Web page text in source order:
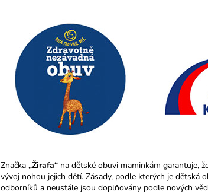
Značka „Žirafa“ na dětské obuvi maminkám garantuje,
vývoj nohou jejich dětí. Zásady, podle kterých je
odborníků a neustále jsou doplňovány podle nových